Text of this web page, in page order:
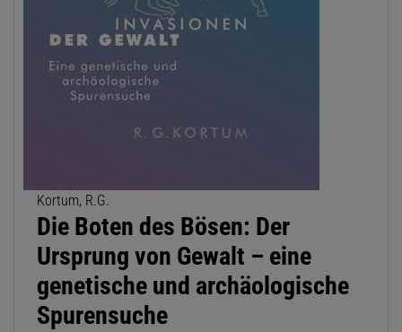
Kortum, R.G.
Die Boten des Bösen: Der
Ursprung von Gewalt – eine
genetische und archäologische
Spurensuche